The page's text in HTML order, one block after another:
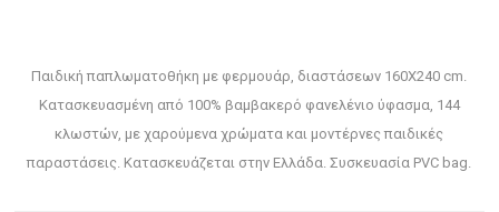
Παιδική παπλωματοθήκη με φερμουάρ, διαστάσεων 160Χ240 cm.
Κατασκευασμένη από 100% βαμβακερό φανελένιο ύφασμα, 144
κλωστών, με χαρούμενα χρώματα και μοντέρνες παιδικές
παραστάσεις. Κατασκευάζεται στην Ελλάδα. Συσκευασία PVC bag.